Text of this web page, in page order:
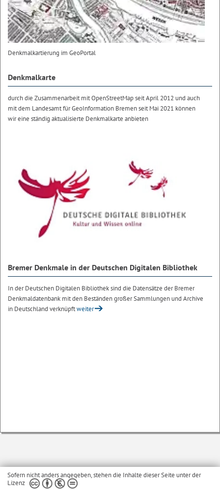
Denkmalkartierung im GeoPortal
Denkmalkarte
durch die Zusammenarbeit mit OpenStreetMap seit April 2012 und auch
mit dem Landesamt für GeoInformation Bremen seit Mai 2021 können
wir eine ständig aktualisierte Denkmalkarte anbieten
Bremer Denkmale in der Deutschen Digitalen Bibliothek
In der Deutschen Digitalen Bibliothek sind die Datensätze der Bremer
Denkmaldatenbank mit den Beständen großer Sammlungen und Archive
in Deutschland verknüpftweiter
Sofern nicht anders angegeben, stehen die Inhalte dieser Seite unter der
Lizenz